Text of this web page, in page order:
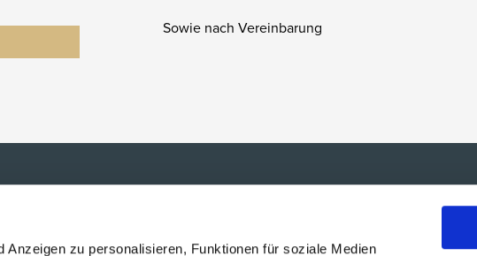
Anzeigen zu personalisieren, Funktionen für soziale Medien
Sowie nach Vereinbarung